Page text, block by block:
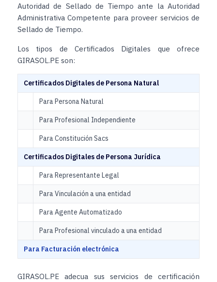
Autoridad de Sellado de Tiempo ante la Autoridad
Administrativa Competente para proveer servicios de
Sellado de Tiempo.
Los tipos de Certificados Digitales que ofrece
GIRASOL.PE son:
Certificados Digitales de Persona Natural
Para Persona Natural
Para Profesional Independiente
Para Constitución Sacs
Certificados Digitales de Persona Jurídica
Para Representante Legal
Para Vinculación a una entidad
Para Agente Automatizado
Para Profesional vinculado a una entidad
Para Facturación electrónica
GIRASOL.PE adecua sus servicios de certificación